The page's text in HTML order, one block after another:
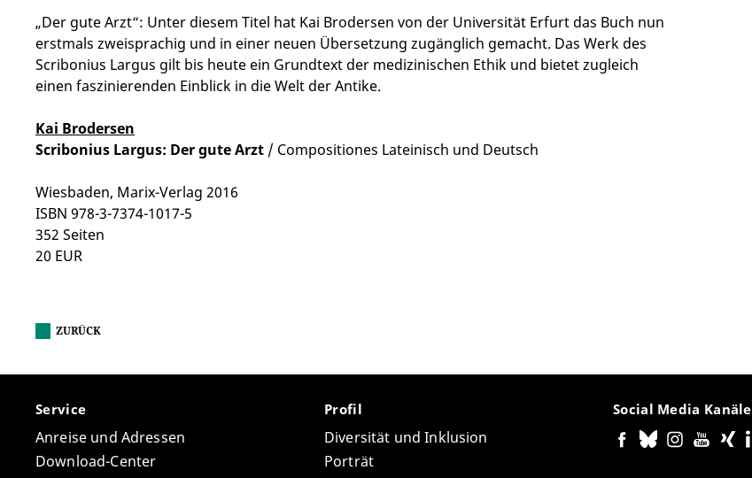
„Der gute Arzt“: Unter diesem Titel hat Kai Brodersen von der Universität Erfurt das Buch nun
erstmals zweisprachig und in einer neuen Übersetzung zugänglich gemacht. Das Werk des
Scribonius Largus gilt bis heute ein Grundtext der medizinischen Ethik und bietet zugleich
einen faszinierenden Einblick in die Welt der Antike.
Kai Brodersen
Scribonius Largus: Der gute Arzt / Compositiones Lateinisch und Deutsch
Wiesbaden, Marix-Verlag 2016
ISBN 978-3-7374-1017-5
352 Seiten
20 EUR
ZURÜCK
Service
Anreise und Adressen
Download-Center
Profil
Diversität und Inklusion
Porträt
Social Media Kanäle